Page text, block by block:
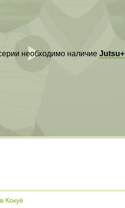
необходимо наличие Jutsu+
Кокуё